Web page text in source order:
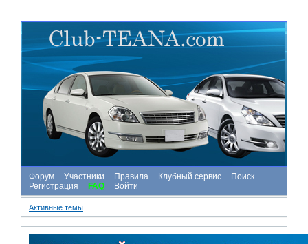
Форум Участники Правила Клубный сервис
Поиск
Регистрация
FAQ Войти
Активные темы